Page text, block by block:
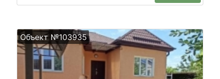
Объект №103935